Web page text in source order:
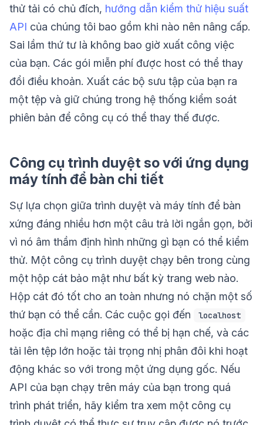
thử tải có chủ đích, hướng dẫn kiểm thử hiệu suất
API của chúng tôi bao gồm khi nào nên nâng cấp.
Sai lầm thứ tư là không bao giờ xuất công việc
của bạn. Các gói miễn phí được host có thể thay
đổi điều khoản. Xuất các bộ sưu tập của bạn ra
một tệp và giữ chúng trong hệ thống kiểm soát
phiên bản để công cụ có thể thay thế được.
Công cụ trình duyệt so với ứng dụng
máy tính để bàn chi tiết
Sự lựa chọn giữa trình duyệt và máy tính để bàn
xứng đáng nhiều hơn một câu trả lời ngắn gọn, bởi
vì nó âm thầm định hình những gì bạn có thể kiểm
thử. Một công cụ trình duyệt chạy bên trong cùng
một hộp cát bảo mật như bất kỳ trang web nào.
Hộp cát đó tốt cho an toàn nhưng nó chặn một số
thứ bạn có thể cần. Các cuộc gọi đến
localhost
hoặc địa chỉ mạng riêng có thể bị hạn chế, và các
tải lên tệp lớn hoặc tải trọng nhị phân đôi khi hoạt
động khác so với trong một ứng dụng gốc. Nếu
API của bạn chạy trên máy của bạn trong quá
trình phát triển, hãy kiểm tra xem một công cụ